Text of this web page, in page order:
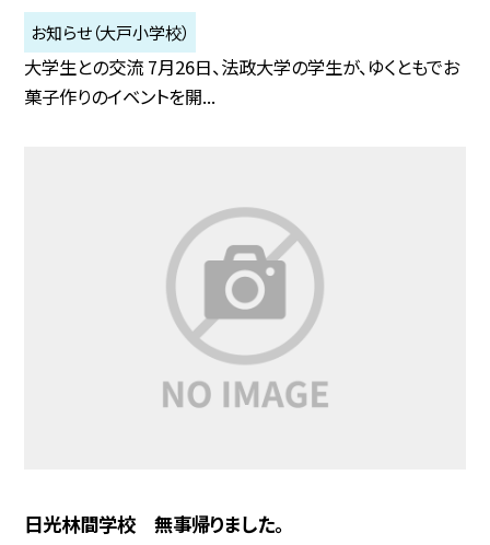
お知らせ（大戸小学校）
大学生との交流 7月26日、法政大学の学生が、ゆくともでお
菓子作りのイベントを開...
日光林間学校 無事帰りました。